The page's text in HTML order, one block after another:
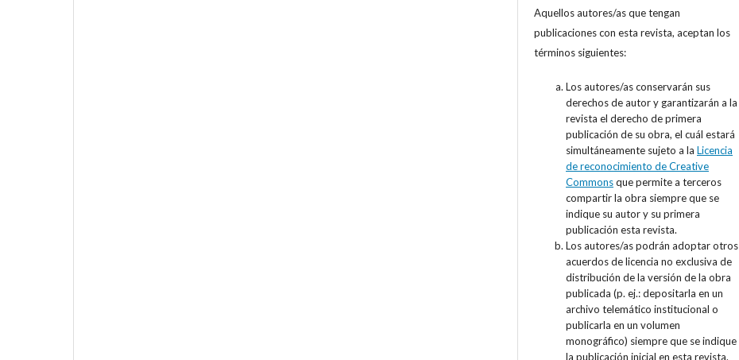
Aquellos autores/as que tengan
publicaciones con esta revista, aceptan los
términos siguientes:
Los autores/as conservarán sus
derechos de autor y garantizarán a la
revista el derecho de primera
publicación de su obra, el cuál estará
simultáneamente sujeto a la Licencia
de reconocimiento de Creative
Commonsque permite a terceros
compartir la obra siempre que se
indique su autor y su primera
publicación esta revista.
Los autores/as podrán adoptar otros
acuerdos de licencia no exclusiva de
distribución de la versión de la obra
publicada (p. ej.: depositarla en un
archivo telemático institucional o
publicarla en un volumen
monográfico) siempre que se indique
la publicación inicial en esta revista.